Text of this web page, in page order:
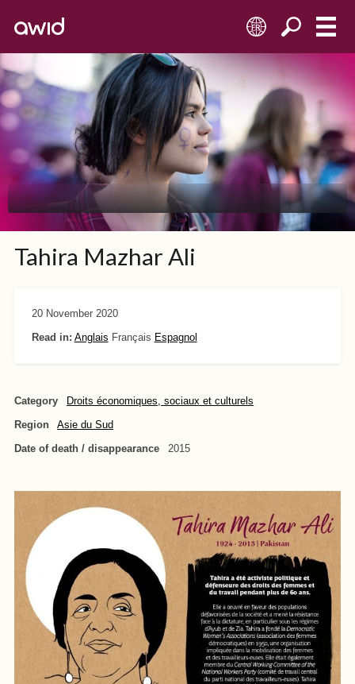
FR
Tahira Mazhar Ali
20 November 2020
Read in: Anglais Français Espagnol
Category Droits économiques, sociaux et culturels
Region Asie du Sud
Date of death / disappearance 2015